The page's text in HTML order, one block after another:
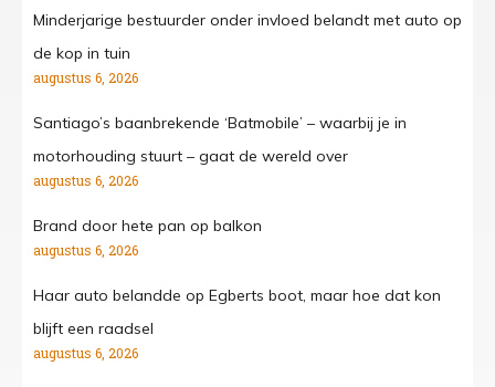
Minderjarige bestuurder onder invloed belandt met auto op
de kop in tuin
augustus 6, 2026
Santiago’s baanbrekende ‘Batmobile’ – waarbij je in
motorhouding stuurt – gaat de wereld over
augustus 6, 2026
Brand door hete pan op balkon
augustus 6, 2026
Haar auto belandde op Egberts boot, maar hoe dat kon
blijft een raadsel
augustus 6, 2026